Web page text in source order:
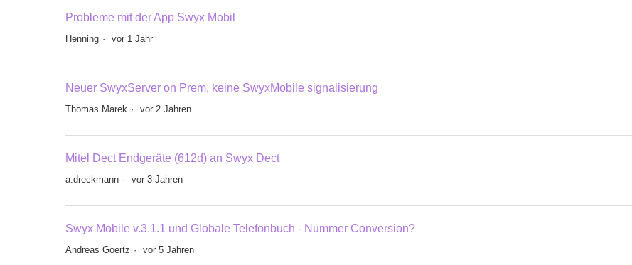
Probleme mit der App Swyx Mobil
Henning vor 1 Jahr
Neuer SwyxServer on Prem, keine SwyxMobile signalisierung
Thomas Marek vor 2 Jahren
Mitel Dect Endgeräte (612d) an Swyx Dect
a.dreckmann vor 3 Jahren
Swyx Mobile v.3.1.1 und Globale Telefonbuch - Nummer Conversion?
Andreas Goertz vor 5 Jahren